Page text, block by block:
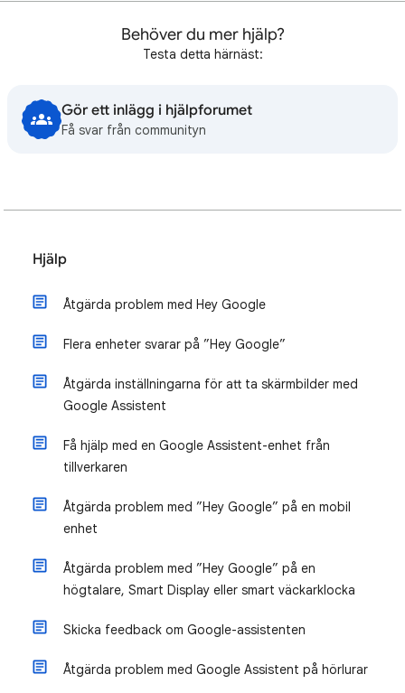
Behöver du mer hjälp?
Testa detta härnäst:
Gör ett inlägg i hjälpforumet
Få svar från communityn
Hjälp
Åtgärda problem med Hey Google
Flera enheter svarar på ”Hey Google”
Åtgärda inställningarna för att ta skärmbilder med
Google Assistent
Få hjälp med en Google Assistent-enhet från
tillverkaren
Åtgärda problem med ”Hey Google” på en mobil
enhet
Åtgärda problem med ”Hey Google” på en
högtalare, Smart Display eller smart väckarklocka
Skicka feedback om Google-assistenten
Åtgärda problem med Google Assistent på hörlurar